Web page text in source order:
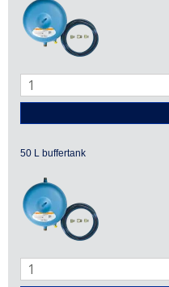
50 L buffertank